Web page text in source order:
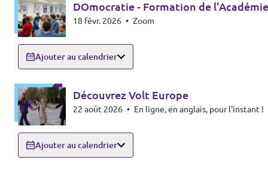
Donner
Participer
Postes ouverts
Adhérer
DOmocratie - Formation de
18 févr. 2026 • Zoom
Ajouter au calendrier
Découvrez Volt Europe
22 août 2026 • En ligne, en anglais, pour l'instant !
Ajouter au calendrier